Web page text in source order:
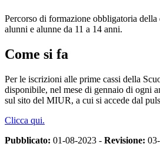
Percorso di formazione obbligatoria della
alunni e alunne da 11 a 14 anni.
Come si fa
Per le iscrizioni alle prime cassi della
disponibile, nel mese di gennaio di ogni
sul sito del MIUR, a cui si accede dal
Clicca qui.
Pubblicato: 01-08-2023 - Revisione: